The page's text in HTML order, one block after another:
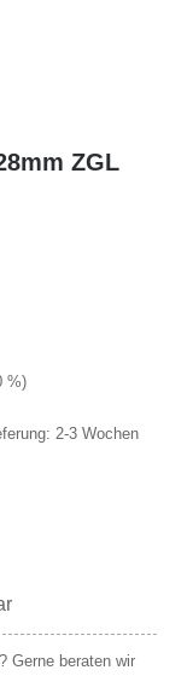
ZGL
%)
2-3 Wochen
Gerne beraten wir